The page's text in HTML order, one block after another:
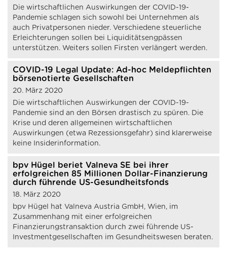
Die wirtschaftlichen Auswirkungen der COVID-19-
Pandemie schlagen sich sowohl bei Unternehmen als
auch Privatpersonen nieder. Verschiedene steuerliche
Erleichterungen sollen bei Liquiditätsengpässen
unterstützen. Weiters sollen Firsten verlängert werden.
COVID-19 Legal Update: Ad-hoc Meldepflichten
börsenotierte Gesellschaften
20. März 2020
Die wirtschaftlichen Auswirkungen der COVID-19-
Pandemie sind an den Börsen drastisch zu spüren. Die
Krise und deren allgemeinen wirtschaftlichen
Auswirkungen (etwa Rezessionsgefahr) sind klarerweise
keine Insiderinformation.
bpv Hügel beriet Valneva SE bei ihrer
erfolgreichen 85 Millionen Dollar-Finanzierung
durch führende US-Gesundheitsfonds
18. März 2020
bpv Hügel hat Valneva Austria GmbH, Wien, im
Zusammenhang mit einer erfolgreichen
Finanzierungstransaktion durch zwei führende US-
Investmentgesellschaften im Gesundheitswesen beraten.